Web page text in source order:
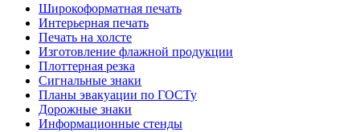
Широкоформатная печать
Интерьерная печать
Печать на холсте
Изготовление флажной продукции
Плоттерная резка
Сигнальные знаки
Планы эвакуации по ГОСТу
Дорожные знаки
Информационные стенды